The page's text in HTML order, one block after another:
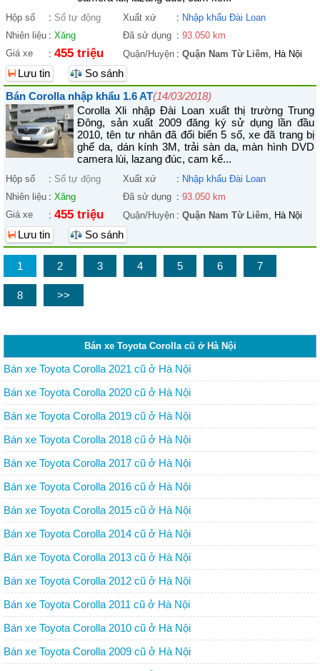
Hộp số : Số tự động Xuất xứ : Nhập khẩu Đài Loan
Nhiên liệu : Xăng Đã sử dụng : 93.050 km
Giá xe
: 455 triệu Quận/Huyện : Quận Nam Từ Liêm, Hà Nội
Lưu tin
So sánh
Bán Corolla nhập khẩu 1.6 AT(14/03/2018)
Corolla Xli nhập Đài Loan xuất thị trường Trung
Đông, sản xuất 2009 đăng ký sử dụng lần đầu
2010, tên tư nhân đã đổi biển 5 số, xe đã trang bị
ghế da, dán kính 3M, trải sàn da, màn hình DVD
camera lùi, lazang đúc, cam kế...
Hộp số : Số tự động Xuất xứ : Nhập khẩu Đài Loan
Nhiên liệu : Xăng Đã sử dụng : 93.050 km
Giá xe
: 455 triệu Quận/Huyện : Quận Nam Từ Liêm, Hà Nội
Lưu tin So sánh
1 2 3 4 5 6 7
8 >>
Bán xe Toyota Corolla cũ ở Hà Nội
Bán xe Toyota Corolla 2021 cũ ở Hà Nội
Bán xe Toyota Corolla 2020 cũ ở Hà Nội
Bán xe Toyota Corolla 2019 cũ ở Hà Nội
Bán xe Toyota Corolla 2018 cũ ở Hà Nội
Bán xe Toyota Corolla 2017 cũ ở Hà Nội
Bán xe Toyota Corolla 2016 cũ ở Hà Nội
Bán xe Toyota Corolla 2015 cũ ở Hà Nội
Bán xe Toyota Corolla 2014 cũ ở Hà Nội
Bán xe Toyota Corolla 2013 cũ ở Hà Nội
Bán xe Toyota Corolla 2012 cũ ở Hà Nội
Bán xe Toyota Corolla 2011 cũ ở Hà Nội
Bán xe Toyota Corolla 2010 cũ ở Hà Nội
Bán xe Toyota Corolla 2009 cũ ở Hà Nội